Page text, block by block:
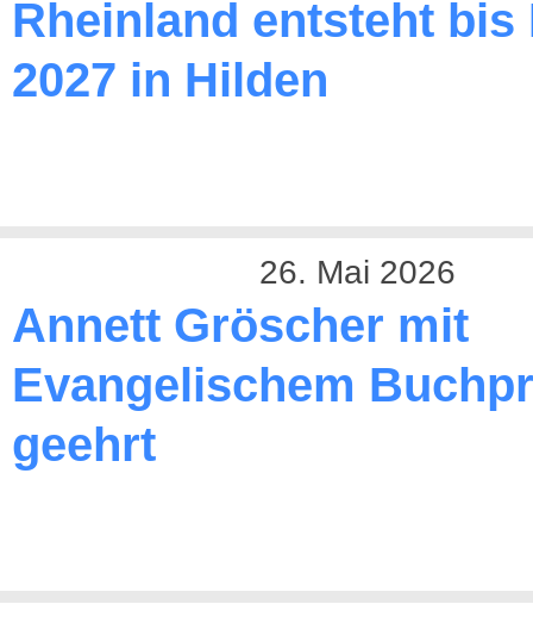
Rheinland entsteht bis
2027 in Hilden
26. Mai 2026
Annett Gröscher mit
Evangelischem
geehrt